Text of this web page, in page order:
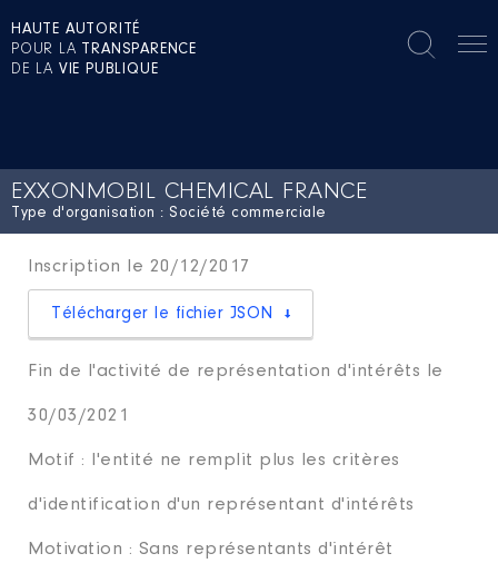
HAUTE AUTORITÉ
POUR LA TRANSPARENCE
DE LA VIE PUBLIQUE
EXXONMOBIL CHEMICAL FRANCE
Type d'organisation : Société commerciale
Inscription le 20/12/2017
Télécharger le fichier JSON
Fin de l'activité de représentation d'intérêts le
30/03/2021
Motif : l'entité ne remplit plus les critères
d'identification d'un représentant d'intérêts
Motivation : Sans représentants d'intérêt